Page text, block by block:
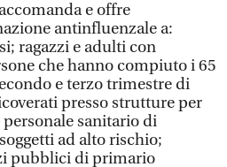
e offre
antinfluenzale a:
ragazzi e adulti con
che hanno compiuto i 65
e terzo trimestre di
presso strutture per
sanitario di
ad alto rischio;
pubblici di primario